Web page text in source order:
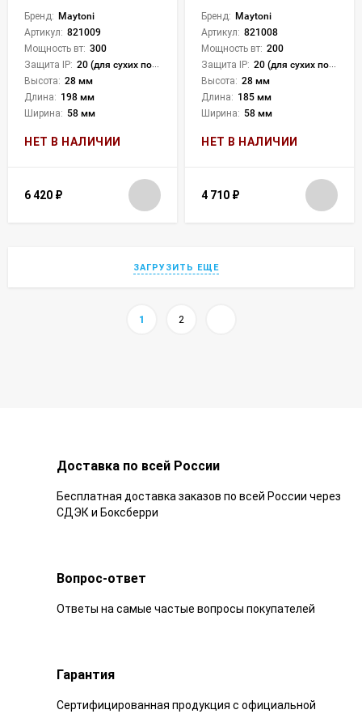
Бренд: Maytoni
Артикул: 821009
Мощность вт: 300
Защита IP: 20 (для сухих пом.)
Высота: 28 мм
Длина: 198 мм
Ширина: 58 мм
НЕТ В НАЛИЧИИ
6 420 ₽
Бренд: Maytoni
Артикул: 821008
Мощность вт: 200
Защита IP: 20 (для сухих пом.)
Высота: 28 мм
Длина: 185 мм
Ширина: 58 мм
НЕТ В НАЛИЧИИ
4 710 ₽
ЗАГРУЗИТЬ ЕЩЕ
1 2
Доставка по всей России
Бесплатная доставка заказов по всей России через
СДЭК и Боксберри
Вопрос-ответ
Ответы на самые частые вопросы покупателей
Гарантия
Сертифицированная продукция с официальной